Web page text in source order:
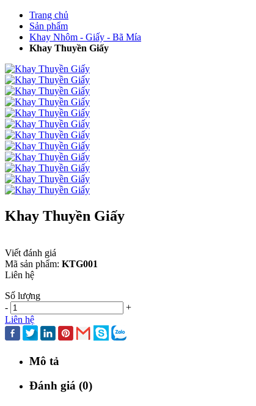
Trang chủ
Sản phẩm
Khay Nhôm - Giấy - Bã Mía
Khay Thuyền Giấy
Khay Thuyền Giấy
Viết đánh giá
Mã sản phẩm: KTG001
Liên hệ
Số lượng
-
+
Liên hệ
Mô tả
Đánh giá (0)